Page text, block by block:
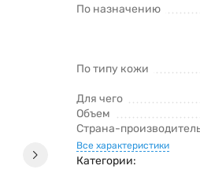
По назначению
По типу кожи
Для чего
Объем
Страна-
Все характеристики
Категории: